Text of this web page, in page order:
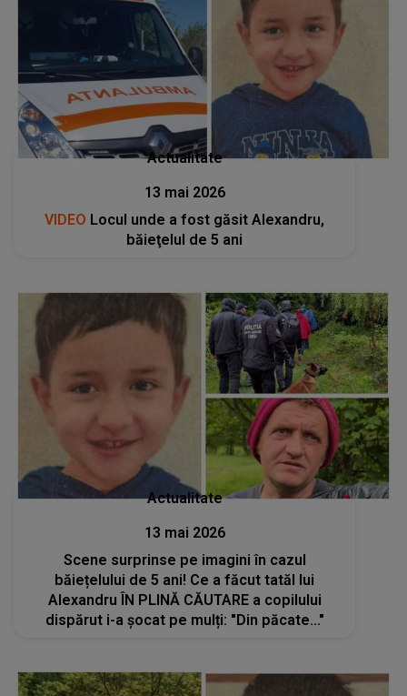
Actualitate
13 mai 2026
VIDEO Locul unde a fost găsit Alexandru,
băieţelul de 5 ani
Actualitate
13 mai 2026
Scene surprinse pe imagini în cazul
băiețelului de 5 ani! Ce a făcut tatăl lui
Alexandru ÎN PLINĂ CĂUTARE a copilului
dispărut i-a șocat pe mulți: "Din păcate..."